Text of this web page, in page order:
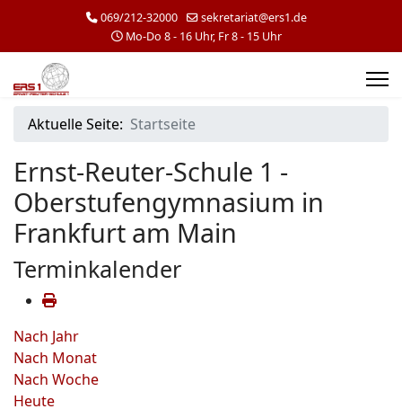
069/212-32000
sekretariat@ers1.de
Mo-Do 8 - 16 Uhr, Fr 8 - 15 Uhr
Aktuelle Seite: Startseite
Ernst-Reuter-Schule 1 -
Oberstufengymnasium in
Frankfurt am Main
Terminkalender
Nach Jahr
Nach Monat
Nach Woche
Heute